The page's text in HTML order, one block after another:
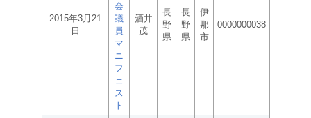
2015年3月21
日
会
議
員
マ
ニ
フ
ェ
ス
ト
酒井
茂
長
野
県
長
野
県
伊
那
市
0000000038